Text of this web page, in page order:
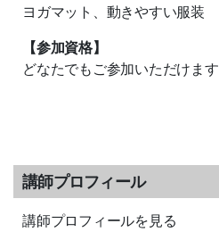
ヨガマット、動きやすい服装
【参加資格】
どなたでもご参加いただけます
講師プロフィール
講師プロフィールを見る